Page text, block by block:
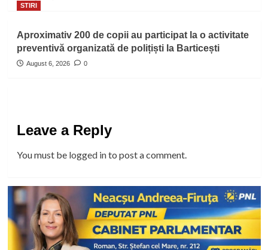
STIRI
Aproximativ 200 de copii au participat la o activitate
preventivă organizată de polițiști la Barticești
August 6, 2026 0
Leave a Reply
You must be logged into post a comment.